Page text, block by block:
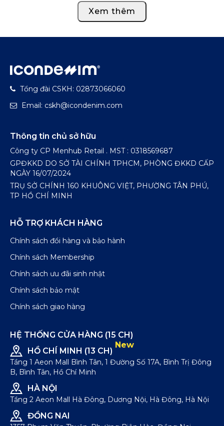
Xem thêm
Tổng đài CSKH: 02873066060
Email: cskh@icondenim.com
Thông tin chủ sở hữu
Công ty CP Menhub Retail . MST : 0318569687
GPĐKKD DO SỞ TÀI CHÍNH TPHCM, PHÒNG ĐKKD CẤP
NGÀY 16/07/2024
TRỤ SỞ CHÍNH 160 KHUÔNG VIỆT, PHƯỜNG TÂN PHÚ,
TP HỒ CHÍ MINH
HỖ TRỢ KHÁCH HÀNG
Chính sách đổi hàng và bảo hành
Chính sách Membership
Chính sách ưu đãi sinh nhật
Chính sách bảo mật
Chính sách giao hàng
HỆ THỐNG CỬA HÀNG (15 CH)
HỒ CHÍ MINH (13 CH)
New
Tầng 1 Aeon Mall Bình Tân, 1 Đường Số 17A, Bình Trị Đông
B, Bình Tân, Hồ Chí Minh
HÀ NỘI
Tầng 2 Aeon Mall Hà Đông, Dương Nội, Hà Đông, Hà Nội
ĐỒNG NAI